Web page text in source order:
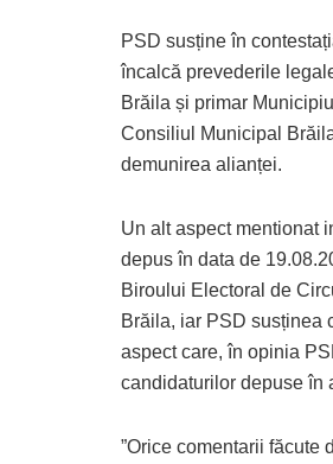
PSD susține în
încalcă prevederile
Brăila și primar
Consiliul Municipal
demunirea alianței.
Un alt aspect mentionat
depus în data de
Biroului Electoral de
Brăila, iar PSD susținea
aspect care, în opinia
candidaturilor depuse în
”Orice comentarii făcute